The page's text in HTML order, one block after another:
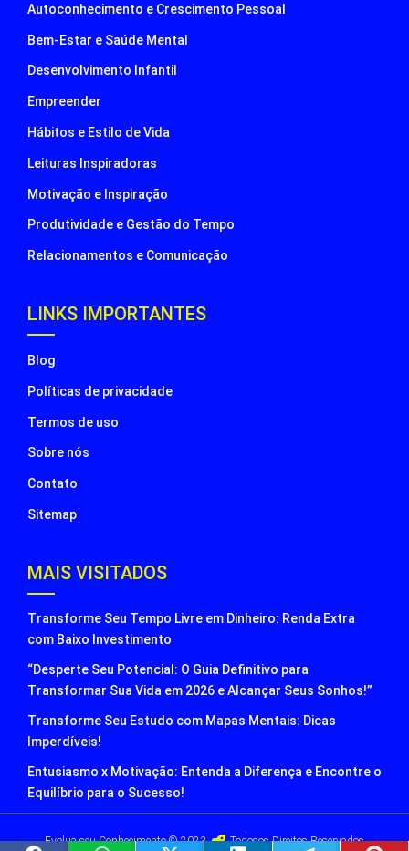
Autoconhecimento e Crescimento Pessoal
Bem-Estar e Saúde Mental
Desenvolvimento Infantil
Empreender
Hábitos e Estilo de Vida
Leituras Inspiradoras
Motivação e Inspiração
Produtividade e Gestão do Tempo
Relacionamentos e Comunicação
LINKS IMPORTANTES
Blog
Políticas de privacidade
Termos de uso
Sobre nós
Contato
Sitemap
MAIS VISITADOS
Transforme Seu Tempo Livre em Dinheiro: Renda Extra
com Baixo Investimento
“Desperte Seu Potencial: O Guia Definitivo para
Transformar Sua Vida em 2026 e Alcançar Seus Sonhos!”
Transforme Seu Estudo com Mapas Mentais: Dicas
Imperdíveis!
Entusiasmo x Motivação: Entenda a Diferença e Encontre o
Equilíbrio para o Sucesso!
Evolua seu Conhecimento © 2023 Todosos Direitos Reservados